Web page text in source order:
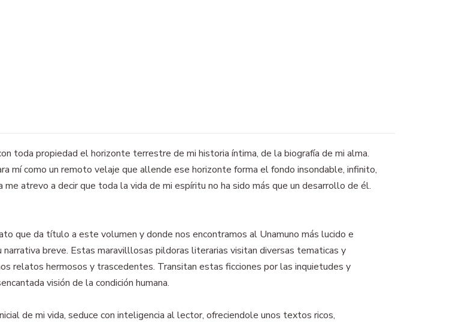
toda propiedad el horizonte terrestre de mi historia íntima, de la biografía de mi alma.
mí como un remoto velaje que allende ese horizonte forma el fondo insondable, infinito,
me atrevo a decir que toda la vida de mi espíritu no ha sido más que un desarrollo de él.
que da título a este volumen y donde nos encontramos al Unamuno más lucido e
breve. Estas maravilllosas pildoras literarias visitan diversas tematicas y
relatos hermosos y trascedentes. Transitan estas ficciones por las inquietudes y
visión de la condición humana.
de mi vida, seduce con inteligencia al lector, ofreciendole unos textos ricos,